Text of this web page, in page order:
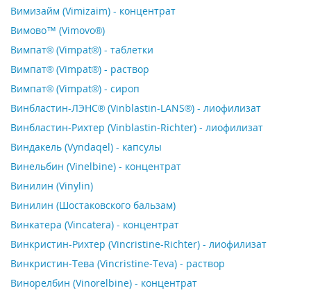
Вимизайм (Vimizaim) - концентрат
Вимово™ (Vimovo®)
Вимпат® (Vimpat®) - таблетки
Вимпат® (Vimpat®) - раствор
Вимпат® (Vimpat®) - сироп
Винбластин-ЛЭНС® (Vinblastin-LANS®) - лиофилизат
Винбластин-Рихтер (Vinblastin-Richter) - лиофилизат
Виндакель (Vyndaqel) - капсулы
Винельбин (Vinelbine) - концентрат
Винилин (Vinylin)
Винилин (Шостаковского бальзам)
Винкатера (Vincatera) - концентрат
Винкристин-Рихтер (Vincristine-Richter) - лиофилизат
Винкристин-Тева (Vincristine-Teva) - раствор
Винорелбин (Vinorelbine) - концентрат